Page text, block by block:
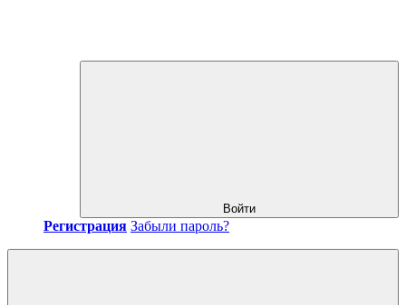
Войти
Регистрация Забыли пароль?